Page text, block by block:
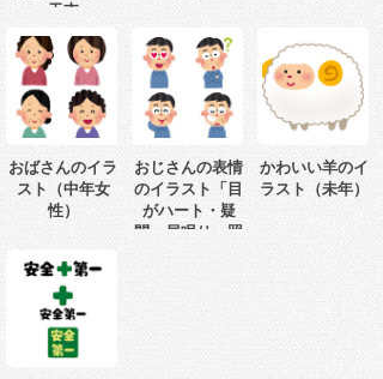
干支
おばさんのイラ
スト（中年女
性）
おじさんの表情
のイラスト「目
がハート・疑
問・居眠り・照
かわいい羊のイ
ラスト（未年）